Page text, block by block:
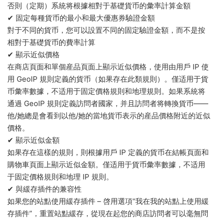
否則（定期）系統将根據相對于基礎貨币的彙率計算金額
✔ 固定每種貨币的最小和最大優惠券驗證金額
對于不同的貨币，您可以設置不同的固定驗證金額，而不是按
相對于基礎貨币的費率計算
✔ 顯示近似價格
在商店頁面和單個産品頁面上顯示近似價格，使用由用戶 IP 使
用 GeoIP 規則定義的貨币（如果存在此類規則）。僅适用于貨
币彙率數據，不适用于固定價格規則和地理規則。如果系統将
通過 GeoIP 規則定義訪問者國家，并且訪問者将轉換貨币——
他/她總是會看到以他/她的當地貨币表示的産品價格附近的近似
價格。
✔ 顯示近似金額
如果存在這樣的規則，則根據用戶 IP 定義的貨币在結帳頁面和
購物車頁面上顯示近似金額。僅适用于貨币彙率數據，不适用
于固定價格規則和地理 IP 規則。
✔ 與緩存插件的兼容性
如果您的站點使用緩存插件 – 啓用選項“我在我的站點上使用緩
存插件”，重置站點緩存，從現在起您的商店訪問者可以毫無問